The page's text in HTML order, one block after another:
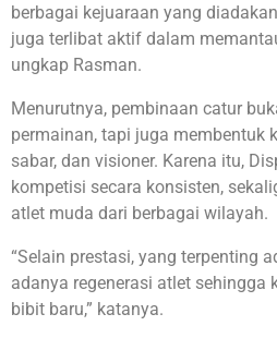
berbagai kejuaraan yang
juga terlibat aktif dalam
ungkap Rasman.
Menurutnya, pembinaan catur
permainan, tapi juga membentuk
sabar, dan visioner. Karena itu,
kompetisi secara konsisten,
atlet muda dari berbagai wilayah.
“Selain prestasi, yang terpenting
adanya regenerasi atlet sehingga
bibit baru,” katanya.